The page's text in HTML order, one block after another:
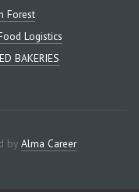
Forest
Logistics
BAKERIES
by Alma Career